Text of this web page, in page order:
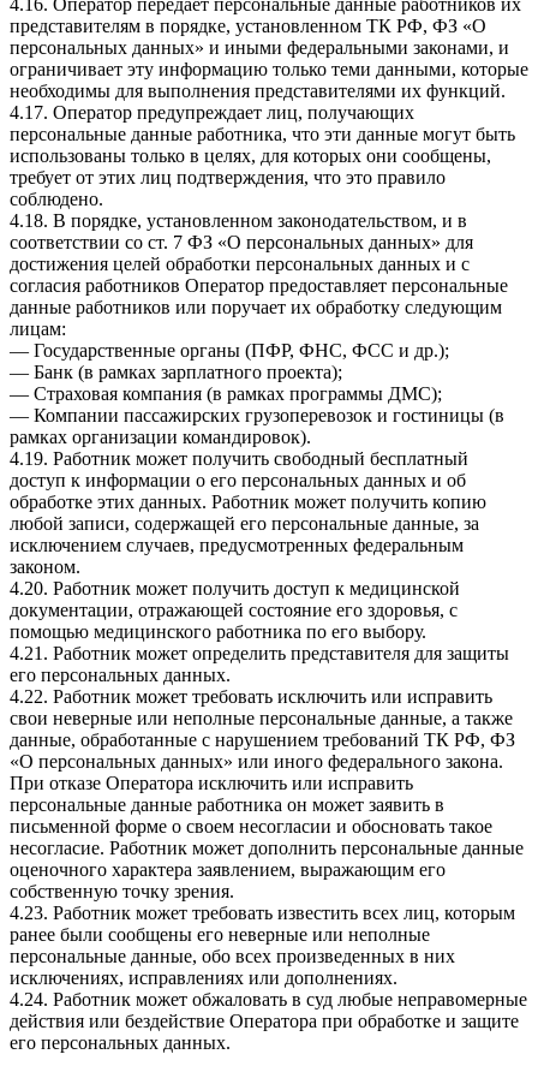
4.16. Оператор передаёт персональные данные работников их
представителям в порядке, установленном ТК РФ, ФЗ «О
персональных данных» и иными федеральными законами, и
ограничивает эту информацию только теми данными, которые
необходимы для выполнения представителями их функций.
4.17. Оператор предупреждает лиц, получающих
персональные данные работника, что эти данные могут быть
использованы только в целях, для которых они сообщены,
требует от этих лиц подтверждения, что это правило
соблюдено.
4.18. В порядке, установленном законодательством, и в
соответствии со ст. 7 ФЗ «О персональных данных» для
достижения целей обработки персональных данных и с
согласия работников Оператор предоставляет персональные
данные работников или поручает их обработку следующим
лицам:
— Государственные органы (ПФР, ФНС, ФСС и др.);
— Банк (в рамках зарплатного проекта);
— Страховая компания (в рамках программы ДМС);
— Компании пассажирских грузоперевозок и гостиницы (в
рамках организации командировок).
4.19. Работник может получить свободный бесплатный
доступ к информации о его персональных данных и об
обработке этих данных. Работник может получить копию
любой записи, содержащей его персональные данные, за
исключением случаев, предусмотренных федеральным
законом.
4.20. Работник может получить доступ к медицинской
документации, отражающей состояние его здоровья, с
помощью медицинского работника по его выбору.
4.21. Работник может определить представителя для защиты
его персональных данных.
4.22. Работник может требовать исключить или исправить
свои неверные или неполные персональные данные, а также
данные, обработанные с нарушением требований ТК РФ, ФЗ
«О персональных данных» или иного федерального закона.
При отказе Оператора исключить или исправить
персональные данные работника он может заявить в
письменной форме о своем несогласии и обосновать такое
несогласие. Работник может дополнить персональные данные
оценочного характера заявлением, выражающим его
собственную точку зрения.
4.23. Работник может требовать известить всех лиц, которым
ранее были сообщены его неверные или неполные
персональные данные, обо всех произведенных в них
исключениях, исправлениях или дополнениях.
4.24. Работник может обжаловать в суд любые неправомерные
действия или бездействие Оператора при обработке и защите
его персональных данных.